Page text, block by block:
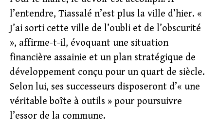
l’entendre, Tiassalé n’est plus la ville d’hier. «
J’ai sorti cette ville de l’oubli et de l’obscurité
», affirme-t-il, évoquant une situation
financière assainie et un plan stratégique de
développement conçu pour un quart de siècle.
Selon lui, ses successeurs disposeront d’« une
véritable boîte à outils » pour poursuivre
l’essor de la commune.